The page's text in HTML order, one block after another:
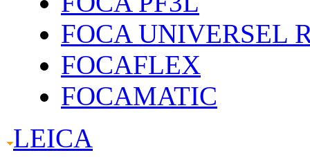
FOCA UNIVERSEL
FOCAFLEX
FOCAMATIC
LEICA